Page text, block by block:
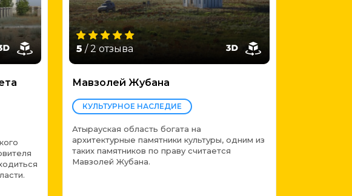
5 / 2 отзыва
Мавзолей Жубана
КУЛЬТУРНОЕ НАСЛЕДИЕ
Атырауская область богата на
архитектурные памятники культуры, одним из
таких памятников по праву считается
Мавзолей Жубана.